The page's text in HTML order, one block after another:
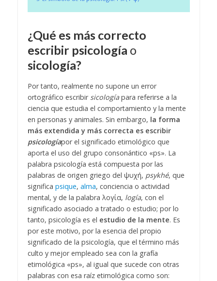
¿Qué es más correcto
escribir psicología o
sicología?
Por tanto, realmente no supone un error
ortográfico escribir sicologíapara referirse a la
ciencia que estudia el comportamiento y la mente
en personas y animales. Sin embargo, la forma
más extendida y más correcta es escribir
psicologíapor el significado etimológico que
aporta el uso del grupo consonántico «ps». La
palabra psicología está compuesta por las
palabras de origen griego del ψυχή, psykhé, que
significa psique, alma, conciencia o actividad
mental, y de la palabra λογία, logía, con el
significado asociado a tratado o estudio; por lo
tanto, psicología es el estudio de la mente. Es
por este motivo, por la esencia del propio
significado de la psicología, que el término más
culto y mejor empleado sea con la grafía
etimológica «ps», al igual que sucede con otras
palabras con esa raíz etimológica como son: